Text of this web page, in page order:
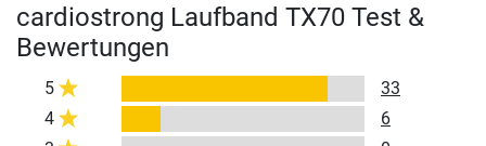
cardiostrong Laufband TX70 Test &
Bewertungen
5
33
4
6